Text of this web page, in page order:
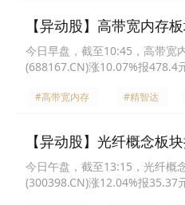
【异动股】高带宽内存
今日早盘，截至10:45，高带宽
(688167.CN)涨10.07%报478.4
#高带宽内存 #精智达
【异动股】光纤概念板
今日午盘，截至13:15，光纤概
(300398.CN)涨12.04%报35.37